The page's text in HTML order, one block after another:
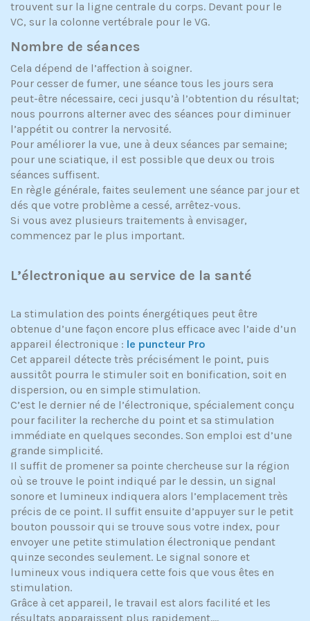
trouvent sur la ligne centrale du corps. Devant pour le
VC, sur la colonne vertébrale pour le VG.
Nombre de séances
Cela dépend de l’affection à soigner.
Pour cesser de fumer, une séance tous les jours sera
peut-être nécessaire, ceci jusqu’à l’obtention du résultat;
nous pourrons alterner avec des séances pour diminuer
l’appétit ou contrer la nervosité.
Pour améliorer la vue, une à deux séances par semaine;
pour une sciatique, il est possible que deux ou trois
séances suffisent.
En règle générale, faites seulement une séance par jour et
dés que votre problème a cessé, arrêtez-vous.
Si vous avez plusieurs traitements à envisager,
commencez par le plus important.
L’électronique au service de la santé
La stimulation des points énergétiques peut être
obtenue d’une façon encore plus efficace avec l’aide d’un
appareil électronique : le puncteur Pro
Cet appareil détecte très précisément le point, puis
aussitôt pourra le stimuler soit en bonification, soit en
dispersion, ou en simple stimulation.
C’est le dernier né de l’électronique, spécialement conçu
pour faciliter la recherche du point et sa stimulation
immédiate en quelques secondes. Son emploi est d’une
grande simplicité.
Il suffit de promener sa pointe chercheuse sur la région
où se trouve le point indiqué par le dessin, un signal
sonore et lumineux indiquera alors l’emplacement très
précis de ce point. Il suffit ensuite d’appuyer sur le petit
bouton poussoir qui se trouve sous votre index, pour
envoyer une petite stimulation électronique pendant
quinze secondes seulement. Le signal sonore et
lumineux vous indiquera cette fois que vous êtes en
stimulation.
Grâce à cet appareil, le travail est alors facilité et les
résultats apparaissent plus rapidement….